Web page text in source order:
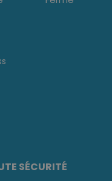
SÉCURITÉ